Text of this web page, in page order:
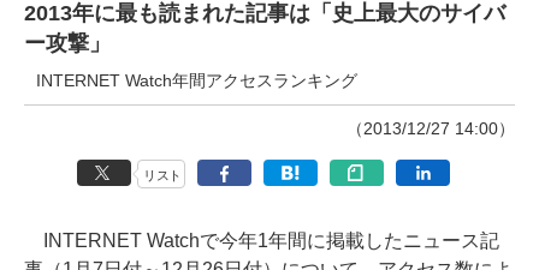
2013年に最も読まれた記事は「史上最大のサイバ
ー攻撃」
INTERNET Watch年間アクセスランキング
（2013/12/27 14:00）
リスト
INTERNET Watchで今年1年間に掲載したニュース記